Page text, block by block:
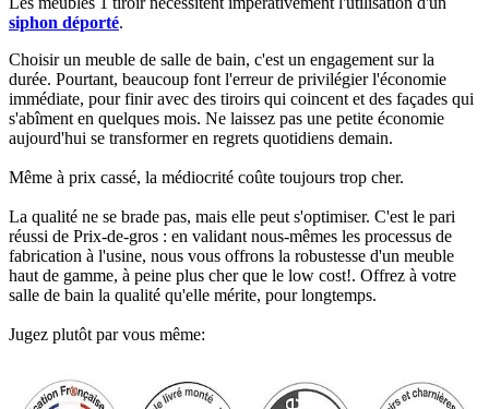
siphon déporté.​
Choisir un meuble de salle de bain, c'est un engagement sur la
durée. Pourtant, beaucoup font l'erreur de privilégier l'économie
immédiate, pour finir avec des tiroirs qui coincent et des façades qui
s'abîment en quelques mois. Ne laissez pas une petite économie
aujourd'hui se transformer en regrets quotidiens demain.
Même à prix cassé, la médiocrité coûte toujours trop cher.
La qualité ne se brade pas, mais elle peut s'optimiser. C'est le pari
réussi de Prix-de-gros : en validant nous-mêmes les processus de
fabrication à l'usine, nous vous offrons la robustesse d'un meuble
haut de gamme, à peine plus cher que le low cost!. Offrez à votre
salle de bain la qualité qu'elle mérite, pour longtemps.
Jugez plutôt par vous même: